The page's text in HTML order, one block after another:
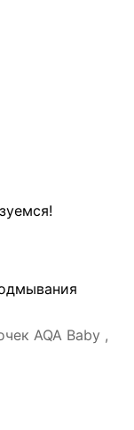
AQA Baby ,